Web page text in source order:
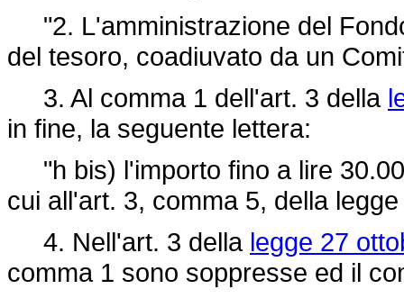
"2. L'amministrazione del
del tesoro, coadiuvato da un
3. Al comma 1 dell'art. 3 della
in fine, la seguente lettera:
"h bis) l'importo fino a lire
cui all'art. 3, comma 5, della
4. Nell'art. 3 della legge 27
comma 1 sono soppresse ed il